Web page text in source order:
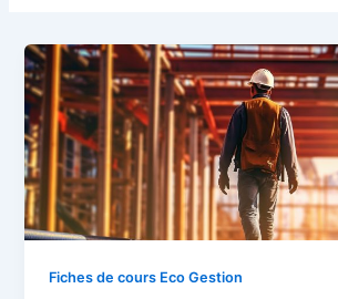
Fiches de cours Eco Gestion